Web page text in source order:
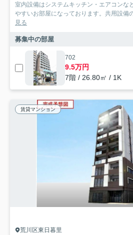
室内設備はシステムキッチン・エアコンな
やすいお部屋になっております。共用設備
見る
募集中の部屋
702
9.5万円
7階 / 26.80㎡ / 1K
賃貸マンション
荒川区東日暮里